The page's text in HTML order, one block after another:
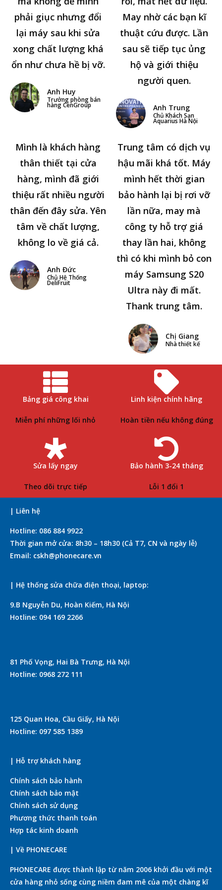
phải giục nhưng đổi
lại máy sau khi sửa
xong chất lượng khá
ổn như chưa hề bị vỡ.
Anh Huy
Trưởng phòng bán
hàng CenGroup
May nhờ các bạn kĩ
thuật cứu được. Lần
sau sẽ tiếp tục ủng
hộ và giới thiệu
người quen.
Anh Trung
Chủ Khách Sạn
Aquarius Hà Nội
Mình là khách hàng
thân thiết tại cửa
hàng, mình đã giới
thiệu rất nhiều người
thân đến đây sửa. Yên
tâm về chất lượng,
không lo về giá cả.
Anh Đức
Chủ Hệ Thống
DeliFruit
Trung tâm có dịch vụ
hậu mãi khá tốt. Máy
mình hết thời gian
bảo hành lại bị rơi vỡ
lần nữa, may mà
công ty hỗ trợ giá
thay lần hai, không
thì có khi mình bỏ con
máy Samsung S20
Ultra này đi mất.
Thank trung tâm.
Chị Giang
Nhà thiết kế
Bảng giá công khai
Miễn phí những lối nhỏ
Linh kiện chính hãng
Hoàn tiền nếu không đúng
Sửa lấy ngay
Theo dõi trực tiếp
Bảo hành 3-24 tháng
Lỗi 1 đổi 1
| Liên hệ
Hotline: 086 884 9922
Thời gian mở cửa: 8h30 – 18h30 (Cả T7, CN và ngày lễ)
Email: cskh@phonecare.vn
| Hệ thống sửa chữa điện thoại, laptop:
9.B Nguyễn Du, Hoàn Kiếm, Hà Nội
Hotline: 094 169 2266
81 Phố Vọng, Hai Bà Trưng, Hà Nội
Hotline: 0968 272 111
125 Quan Hoa, Cầu Giấy, Hà Nội
Hotline: 097 585 1389
| Hỗ trợ khách hàng
Chính sách bảo hành
Chính sách bảo mật
Chính sách sử dụng
Phương thức thanh toán
Hợp tác kinh doanh
| Về PHONECARE
PHONECARE được thành lập từ năm 2006 khởi đầu với một
cửa hàng nhỏ sống cùng niềm đam mê của một chàng kĩ